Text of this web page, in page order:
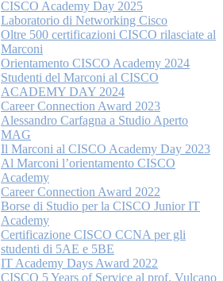
CISCO Academy Day 2025
Laboratorio di Networking Cisco
Oltre 500 certificazioni CISCO rilasciate al
Marconi
Orientamento CISCO Academy 2024
Studenti del Marconi al CISCO
ACADEMY DAY 2024
Career Connection Award 2023
Alessandro Carfagna a Studio Aperto
MAG
Il Marconi al CISCO Academy Day 2023
Al Marconi l’orientamento CISCO
Academy
Career Connection Award 2022
Borse di Studio per la CISCO Junior IT
Academy
Certificazione CISCO CCNA per gli
studenti di 5AE e 5BE
IT Academy Days Award 2022
CISCO 5 Years of Service al prof. Vulcano